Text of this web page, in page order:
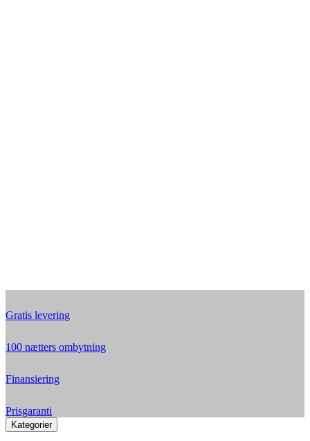
Gratis levering
100 nætters ombytning
Finansiering
Prisgaranti
Kategorier